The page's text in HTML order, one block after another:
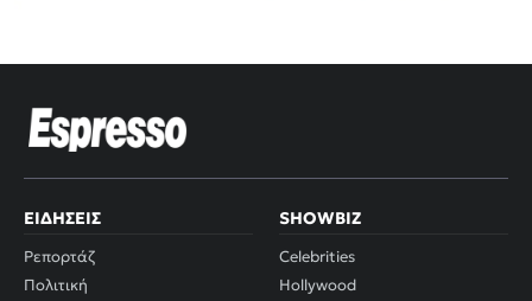
ΕΙΔΉΣΕΙΣ
Ρεπορτάζ
Πολιτική
SHOWBIZ
Celebrities
Hollywood